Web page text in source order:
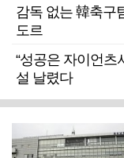
감독 없는 韓축구
도르
“성공은 자이언츠
설 날렸다